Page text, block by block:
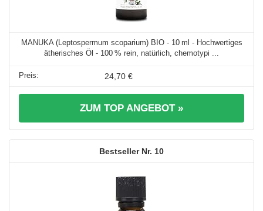
MANUKA (Leptospermum scoparium) BIO - 10 ml - Hochwertiges
ätherisches Öl - 100 % rein, natürlich, chemotypi ...
24,70 €
ZUM TOP ANGEBOT »
10